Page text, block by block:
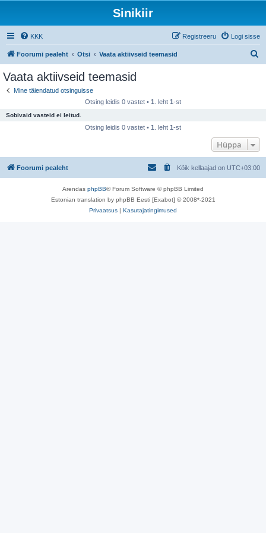
Sinikiir
KKK Logi sisse
Registreeru
Foorumi pealeht Otsi Vaata aktiivseid teemasid
Vaata aktiivseid teemasid
Mine täiendatud otsinguisse
Otsing leidis 0 vastet • 1 . leht 1-st
Sobivaid vasteid ei leitud.
Otsing leidis 0 vastet • 1 . leht 1-st
Hüppa
Foorumi pealeht Kõik kellaajad on UTC+03:00
Arendas phpBB® Forum Software © phpBB Limited
Estonian translation by phpBB Eesti [Exabot] © 2008*-2021
Privaatsus | Kasutajatingimused